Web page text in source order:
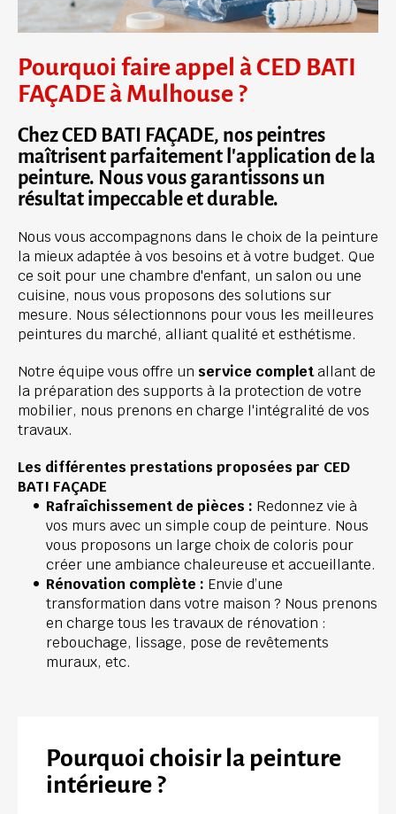
Pourquoi faire appel à CED BATI
FAÇADE à Mulhouse ?
Chez CED BATI FAÇADE, nos peintres
maîtrisent parfaitement l'application de la
peinture. Nous vous garantissons un
résultat impeccable et durable.
Nous vous accompagnons dans le choix de la peinture
la mieux adaptée à vos besoins et à votre budget. Que
ce soit pour une chambre d'enfant, un salon ou une
cuisine, nous vous proposons des solutions sur
mesure. Nous sélectionnons pour vous les meilleures
peintures du marché, alliant qualité et esthétisme.
Notre équipe vous offre un service complet allant de
la préparation des supports à la protection de votre
mobilier, nous prenons en charge l'intégralité de vos
travaux.
Les différentes prestations proposées par CED
BATI FAÇADE
Rafraîchissement de pièces : Redonnez vie à
vos murs avec un simple coup de peinture. Nous
vous proposons un large choix de coloris pour
créer une ambiance chaleureuse et accueillante.
Rénovation complète : Envie d’une
transformation dans votre maison ? Nous prenons
en charge tous les travaux de rénovation :
rebouchage, lissage, pose de revêtements
muraux, etc.
Pourquoi choisir la peinture
intérieure ?